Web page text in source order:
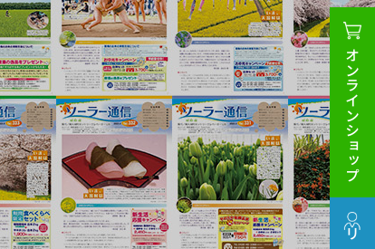
オンラインショップ